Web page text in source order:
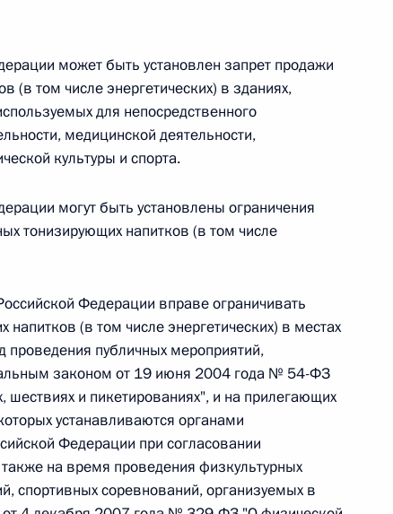
г. № 266-ФЗ
г. № 247-ФЗ
Российской Федерации об административных
г. № 245-ФЗ
Российской Федерации и Правительством
деятельности с драгоценными металлами,
может быть установлен запрет продажи
(в том числе энергетических) в зданиях,
для непосредственного
медицинской деятельности,
культуры и спорта.
могут быть установлены ограничения
тонизирующих напитков (в том числе
Федерации вправе ограничивать
(в том числе энергетических) в местах
проведения публичных мероприятий,
законом от 19 июня 2004 года № 54-ФЗ
шествиях и пикетированиях", и на прилегающих
устанавливаются органами
Федерации при согласовании
на время проведения физкультурных
спортивных соревнований, организуемых в